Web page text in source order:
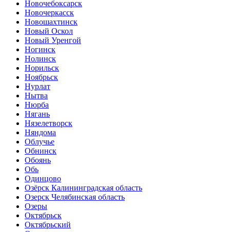
Новочебоксарск
Новочеркасск
Новошахтинск
Новый Оскол
Новый Уренгой
Ногинск
Нолинск
Норильск
Ноябрьск
Нурлат
Нытва
Нюрба
Нягань
Нязелетворск
Няндома
Облучье
Обнинск
Обоянь
Обь
Одинцово
Озёрск Калининградская область
Озерск Челябинская область
Озеры
Октябрьск
Октябрьский